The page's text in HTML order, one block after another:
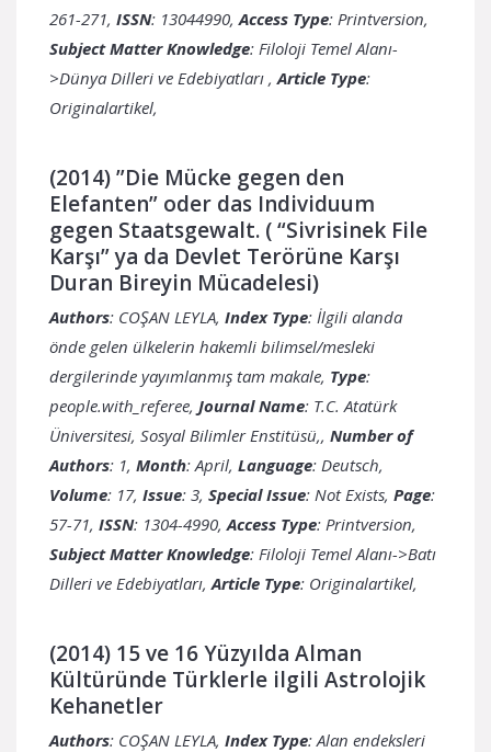
261-271, ISSN: 13044990, Access Type: Printversion,
Subject Matter Knowledge: Filoloji Temel Alanı-
>Dünya Dilleri ve Edebiyatları , Article Type:
Originalartikel,
(2014) ”Die Mücke gegen den
Elefanten” oder das Individuum
gegen Staatsgewalt. ( “Sivrisinek File
Karşı” ya da Devlet Terörüne Karşı
Duran Bireyin Mücadelesi)
Authors: COŞAN LEYLA, Index Type: İlgili alanda
önde gelen ülkelerin hakemli bilimsel/mesleki
dergilerinde yayımlanmış tam makale, Type:
people.with_referee, Journal Name: T.C. Atatürk
Üniversitesi, Sosyal Bilimler Enstitüsü,, Number of
Authors: 1, Month: April, Language: Deutsch,
Volume: 17, Issue: 3, Special Issue: Not Exists, Page:
57-71, ISSN: 1304-4990, Access Type: Printversion,
Subject Matter Knowledge: Filoloji Temel Alanı->Batı
Dilleri ve Edebiyatları, Article Type: Originalartikel,
(2014) 15 ve 16 Yüzyılda Alman
Kültüründe Türklerle ilgili Astrolojik
Kehanetler
Authors: COŞAN LEYLA, Index Type: Alan endeksleri